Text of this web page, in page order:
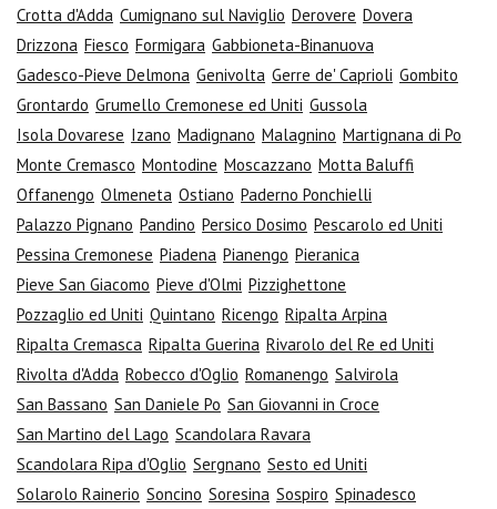
Crotta d'Adda Cumignano sul Naviglio Derovere Dovera
Drizzona Fiesco Formigara Gabbioneta-Binanuova
Gadesco-Pieve Delmona Genivolta Gerre de' Caprioli Gombito
Grontardo Grumello Cremonese ed Uniti Gussola
Isola Dovarese Izano Madignano Malagnino Martignana di Po
Monte Cremasco Montodine Moscazzano Motta Baluffi
Offanengo Olmeneta Ostiano Paderno Ponchielli
Palazzo Pignano Pandino Persico Dosimo Pescarolo ed Uniti
Pessina Cremonese Piadena Pianengo Pieranica
Pieve San Giacomo Pieve d'Olmi Pizzighettone
Pozzaglio ed Uniti Quintano Ricengo Ripalta Arpina
Ripalta Cremasca Ripalta Guerina Rivarolo del Re ed Uniti
Rivolta d'Adda Robecco d'Oglio Romanengo Salvirola
San Bassano San Daniele Po San Giovanni in Croce
San Martino del Lago Scandolara Ravara
Scandolara Ripa d'Oglio Sergnano Sesto ed Uniti
Solarolo Rainerio Soncino Soresina Sospiro Spinadesco